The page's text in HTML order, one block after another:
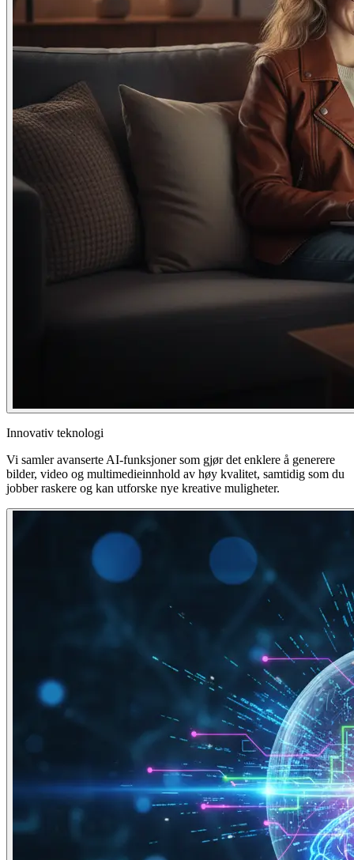
Innovativ teknologi
Vi samler avanserte AI-funksjoner som gjør det enklere å generere
bilder, video og multimedieinnhold av høy kvalitet, samtidig som du
jobber raskere og kan utforske nye kreative muligheter.